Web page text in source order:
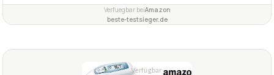
Verfuegbar beiAmazon
beste-testsieger.de